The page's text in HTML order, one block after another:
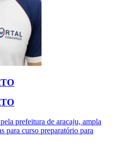
prefeitura de aracaju, ampla
para curso preparatório para